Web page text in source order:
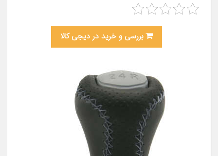
بررسی و خرید در دیجی کالا